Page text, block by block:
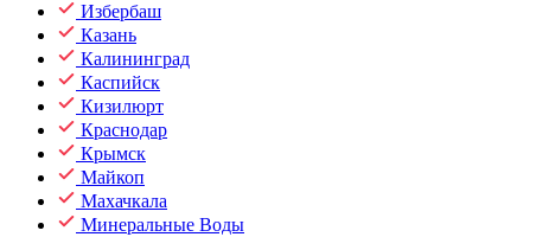
Избербаш
Казань
Калининград
Каспийск
Кизилюрт
Краснодар
Крымск
Майкоп
Махачкала
Минеральные Воды